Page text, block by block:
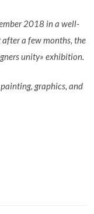
2018 in a well-
after a few months, the
unity» exhibition.
painting, graphics, and